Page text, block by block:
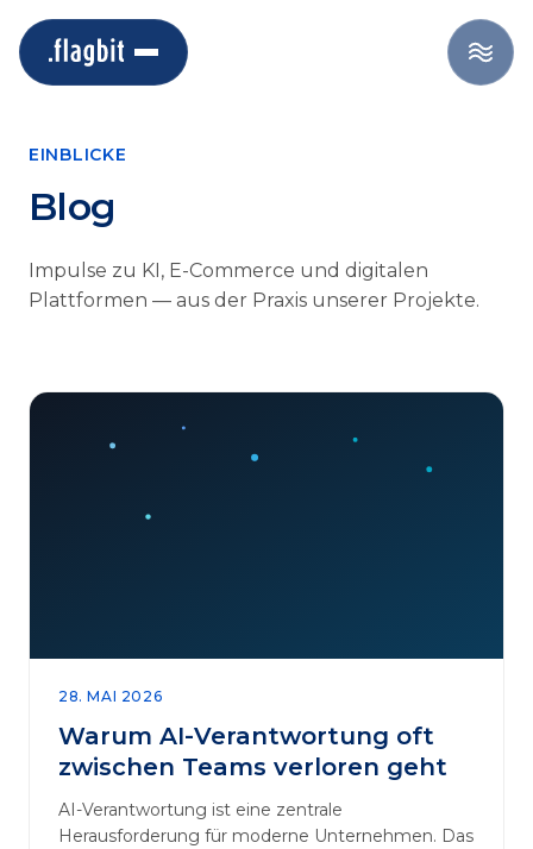
EINBLICKE
Blog
Impulse zu KI, E-Commerce und digitalen
Plattformen — aus der Praxis unserer Projekte.
28. MAI 2026
Warum AI-Verantwortung oft
zwischen Teams verloren geht
AI-Verantwortung ist eine zentrale
Herausforderung für moderne Unternehmen. Das